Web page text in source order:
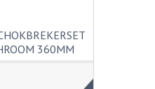
360MM